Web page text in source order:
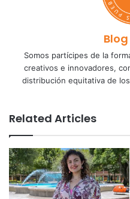
Blog
Somos partícipes de la
creativos e innovadores,
distribución equitativa de
Related Articles